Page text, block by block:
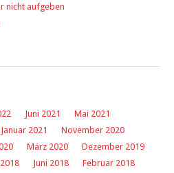
nicht aufgeben
Juni 2021
Mai 2021
Januar 2021
November 2020
März 2020
Dezember 2019
Juni 2018
Februar 2018